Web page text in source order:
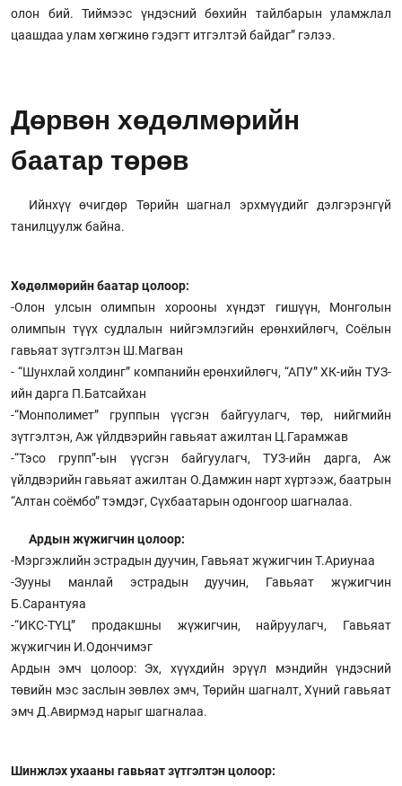
олон бий. Тиймээс үндэсний бөхийн тайлбарын уламжлал
цаашдаа улам хөгжинө гэдэгт итгэлтэй байдаг” гэлээ.
Дөрвөн хөдөлмөрийн
баатар төрөв
Ийнхүү өчигдөр Төрийн шагнал эрхмүүдийг дэлгэрэнгүй
танилцуулж байна.
Хөдөлмөрийн баатар цолоор:
-Олон улсын олимпын хорооны хүндэт гишүүн, Монголын
олимпын түүх судлалын нийгэмлэгийн ерөнхийлөгч, Соёлын
гавьяат зүтгэлтэн Ш.Магван
- “Шунхлай холдинг” компанийн ерөнхийлөгч, “АПУ” ХК-ийн ТУЗ-
ийн дарга П.Батсайхан
-“Монполимет” группын үүсгэн байгуулагч, төр, нийгмийн
зүтгэлтэн, Аж үйлдвэрийн гавьяат ажилтан Ц.Гарамжав
-“Тэсо групп”-ын үүсгэн байгуулагч, ТУЗ-ийн дарга, Аж
үйлдвэрийн гавьяат ажилтан О.Дамжин нарт хүртээж, баатрын
“Алтан соёмбо” тэмдэг, Сүхбаатарын одонгоор шагналаа.
Ардын жүжигчин цолоор:
-Мэргэжлийн эстрадын дуучин, Гавьяат жүжигчин Т.Ариунаа
-Зууны манлай эстрадын дуучин, Гавьяат жүжигчин
Б.Сарантуяа
-“ИКС-ТҮЦ” продакшны жүжигчин, найруулагч, Гавьяат
жүжигчин И.Одончимэг
Ардын эмч цолоор: Эх, хүүхдийн эрүүл мэндийн үндэсний
төвийн мэс заслын зөвлөх эмч, Төрийн шагналт, Хүний гавьяат
эмч Д.Авирмэд нарыг шагналаа.
Шинжлэх ухааны гавьяат зүтгэлтэн цолоор: